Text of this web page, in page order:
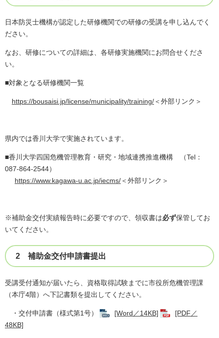
日本防災士機構が認定した研修機関での研修の受講を申し込んでく
ださい。
なお、研修についての詳細は、各研修実施機関にお問合せくださ
い。​
■対象となる研修機関一覧
https://bousaisi.jp/license/municipality/training/＜外部リンク＞
県内では香川大学で実施されています。
■香川大学四国危機管理教育・研究・地域連携推進機構 （Tel：
087-864-2544）
https://www.kagawa-u.ac.jp/iecms/＜外部リンク＞
※補助金交付実績報告時に必要ですので、領収書は必ず保管してお
いてください。
2 補助金交付申請書提出
受講受付通知が届いたら、資格取得試験までに市役所危機管理課
（本庁4階）へ下記書類を提出してください。
・交付申請書（様式第1号） [Word／14KB]
[PDF／
48KB]